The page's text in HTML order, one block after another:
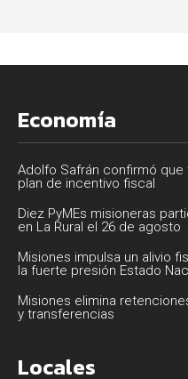
Economía
Adolfo Safrán confirmó
plan de incentivo fiscal
Diez PyMEs misioneras
en La Rural el 26 de agosto
Misiones impulsa un alivio
la fuerte presión Estado
Misiones elimina
y transferencias
Locales